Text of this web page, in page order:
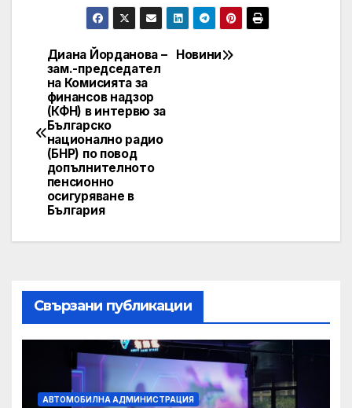
Post
navigation
Новини
Диана Йорданова –
зам.-председател
на Комисията за
финансов надзор
(КФН) в интервю за
Българско
национално радио
(БНР) по повод
допълнителното
пенсионно
осигуряване в
България
Свързани публикации
АВТОМОБИЛНА АДМИНИСТРАЦИЯ